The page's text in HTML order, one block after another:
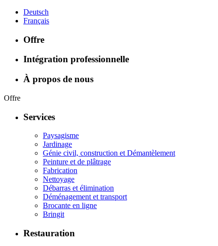
Deutsch
Français
Offre
Intégration professionnelle
À propos de nous
Offre
Services
Paysagisme
Jardinage
Génie civil, construction et Démantèlement
Peinture et de plâtrage
Fabrication
Nettoyage
Débarras et élimination
Déménagement et transport
Brocante en ligne
Bringit
Restauration